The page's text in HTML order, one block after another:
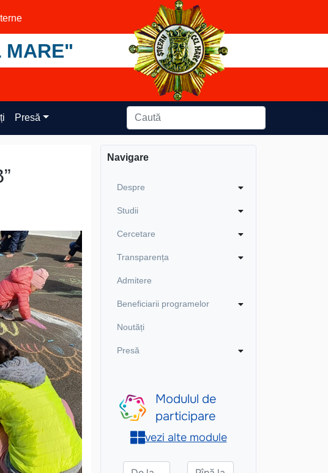
MARE"
Presă
Navigare
Despre
Studii
Cercetare
Transparența
Admitere
Beneficiarii programelor
Noutăți
Presă